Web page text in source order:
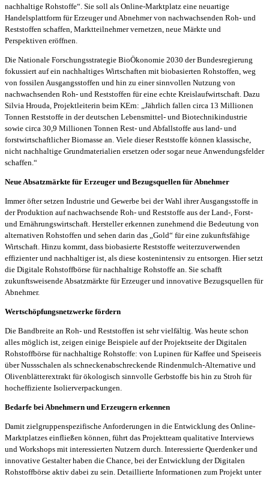
nachhaltige Rohstoffe“. Sie soll als Online-Marktplatz eine neuartige
Handelsplattform für Erzeuger und Abnehmer von nachwachsenden Roh- und
Reststoffen schaffen, Marktteilnehmer vernetzen, neue Märkte und
Perspektiven eröffnen.
Die Nationale Forschungsstrategie BioÖkonomie 2030 der Bundesregierung
fokussiert auf ein nachhaltiges Wirtschaften mit biobasierten Rohstoffen, weg
von fossilen Ausgangsstoffen und hin zu einer sinnvollen Nutzung von
nachwachsenden Roh- und Reststoffen für eine echte Kreislaufwirtschaft. Dazu
Silvia Hrouda, Projektleiterin beim KErn: „Jährlich fallen circa 13 Millionen
Tonnen Reststoffe in der deutschen Lebensmittel- und Biotechnikindustrie
sowie circa 30,9 Millionen Tonnen Rest- und Abfallstoffe aus land- und
forstwirtschaftlicher Biomasse an. Viele dieser Reststoffe können klassische,
nicht nachhaltige Grundmaterialien ersetzen oder sogar neue Anwendungsfelder
schaffen.“
Neue Absatzmärkte für Erzeuger und Bezugsquellen für Abnehmer
Immer öfter setzen Industrie und Gewerbe bei der Wahl ihrer Ausgangsstoffe in
der Produktion auf nachwachsende Roh- und Reststoffe aus der Land-, Forst-
und Ernährungswirtschaft. Hersteller erkennen zunehmend die Bedeutung von
alternativen Rohstoffen und sehen darin das „Gold“ für eine zukunftsfähige
Wirtschaft. Hinzu kommt, dass biobasierte Reststoffe weiterzuverwenden
effizienter und nachhaltiger ist, als diese kostenintensiv zu entsorgen. Hier setzt
die Digitale Rohstoffbörse für nachhaltige Rohstoffe an. Sie schafft
zukunftsweisende Absatzmärkte für Erzeuger und innovative Bezugsquellen für
Abnehmer.
Wertschöpfungsnetzwerke fördern
Die Bandbreite an Roh- und Reststoffen ist sehr vielfältig. Was heute schon
alles möglich ist, zeigen einige Beispiele auf der Projektseite der Digitalen
Rohstoffbörse für nachhaltige Rohstoffe: von Lupinen für Kaffee und Speiseeis
über Nussschalen als schneckenabschreckende Rindenmulch-Alternative und
Olivenblätterextrakt für ökologisch sinnvolle Gerbstoffe bis hin zu Stroh für
hocheffiziente Isolierverpackungen.
Bedarfe bei Abnehmern und Erzeugern erkennen
Damit zielgruppenspezifische Anforderungen in die Entwicklung des Online-
Marktplatzes einfließen können, führt das Projektteam qualitative Interviews
und Workshops mit interessierten Nutzern durch. Interessierte Querdenker und
innovative Gestalter haben die Chance, bei der Entwicklung der Digitalen
Rohstoffbörse aktiv dabei zu sein. Detaillierte Informationen zum Projekt unter